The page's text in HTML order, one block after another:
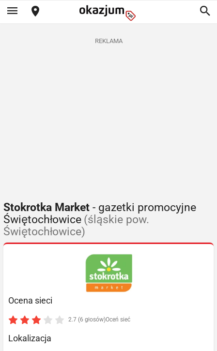
REKLAMA
Stokrotka Market - gazetki promocyjne
Świętochłowice (śląskie pow.
Świętochłowice)
Ocena sieci
2.7 (6 głosów)Oceń sieć
Lokalizacja